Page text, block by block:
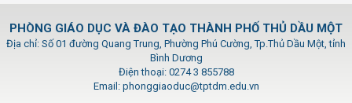
PHÒNG GIÁO DỤC VÀ ĐÀO TẠO THÀNH PHỐ THỦ DẦU MỘT
Địa chỉ: Số 01 đường Quang Trung, Phường Phú Cường, Tp.Thủ Dầu Một, tỉnh
Bình Dương
Điện thoại: 0274 3 855788
Email: phonggiaoduc@tptdm.edu.vn